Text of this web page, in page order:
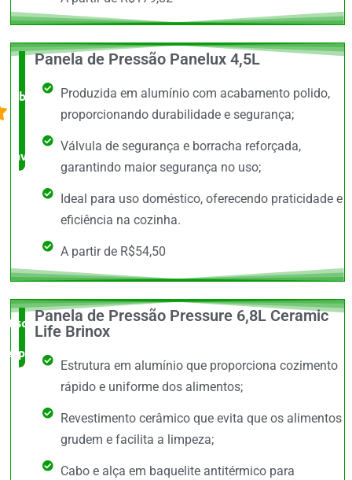
O +
barato,
avaliado!
Panela de Pressão Panelux 4,5L
Produzida em alumínio com acabamento polido,
proporcionando durabilidade e segurança;
Válvula de segurança e borracha reforçada,
garantindo maior segurança no uso;
Ideal para uso doméstico, oferecendo praticidade e
eficiência na cozinha.
A partir de R$54,50
Escolha do
especialista
Panela de Pressão Pressure 6,8L Ceramic
Life Brinox
Estrutura em alumínio que proporciona cozimento
rápido e uniforme dos alimentos;
Revestimento cerâmico que evita que os alimentos
grudem e facilita a limpeza;
Cabo e alça em baquelite antitérmico para